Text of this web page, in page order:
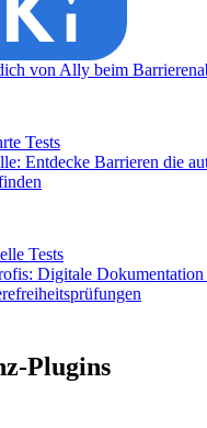
von Ally beim
Tests
Entdecke Barrieren die
Tests
Digitale Dokumentation
Plugins